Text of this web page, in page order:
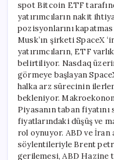
spot Bitcoin ETF
yatırımcıların nakit
pozisyonlarını
Musk’ın şirketi SpaceX
yatırımcıların, ETF
belirtiliyor. Nasdaq
görmeye başlayan
halka arz sürecinin
bekleniyor.
Piyasanın taban
fiyatlarındaki düşüş ve
rol oynuyor. ABD ve İran
söylentileriyle Brent
gerilemesi, ABD